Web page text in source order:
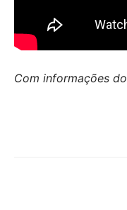
Com informações do